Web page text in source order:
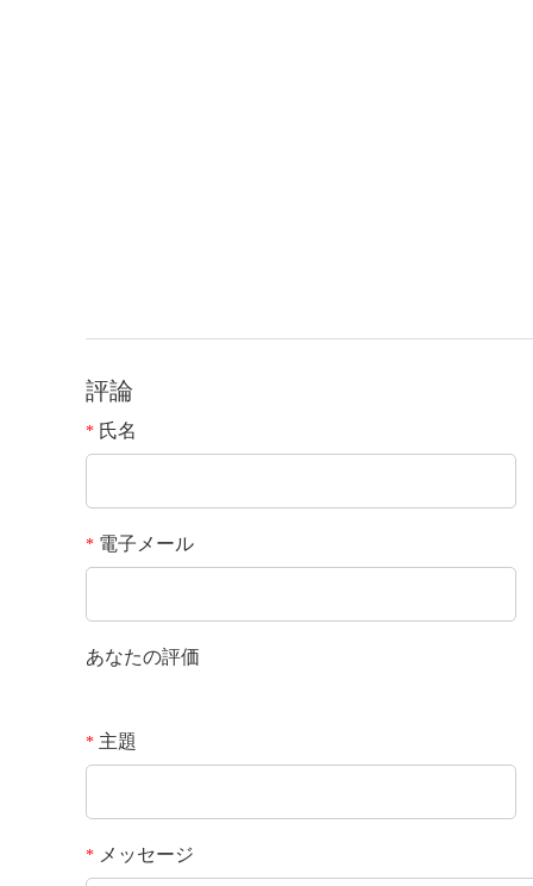
評論
* 氏名
* 電子メール
あなたの評価
* 主題
* メッセージ